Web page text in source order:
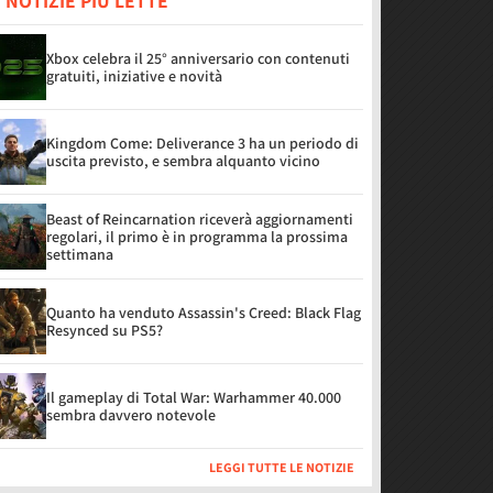
Xbox celebra il 25° anniversario con contenuti
gratuiti, iniziative e novità
Kingdom Come: Deliverance 3 ha un periodo di
uscita previsto, e sembra alquanto vicino
Beast of Reincarnation riceverà aggiornamenti
regolari, il primo è in programma la prossima
settimana
Quanto ha venduto Assassin's Creed: Black Flag
Resynced su PS5?
Il gameplay di Total War: Warhammer 40.000
sembra davvero notevole
LEGGI TUTTE LE NOTIZIE